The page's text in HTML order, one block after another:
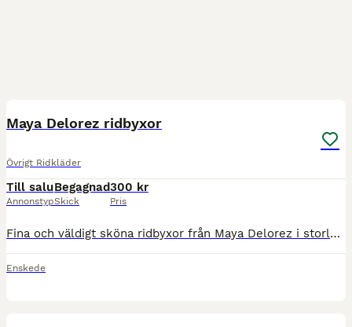
Maya Delorez ridbyxor
Övrigt Ridkläder
Till salu
Annonstyp
Begagnad
Skick
300 kr
Pris
Fina och väldigt sköna ridbyxor från Maya Delorez i storlek S. Lite tjockare ridbyxor som är användbara på vintern och hösten när det är lite kallare.
Enskede